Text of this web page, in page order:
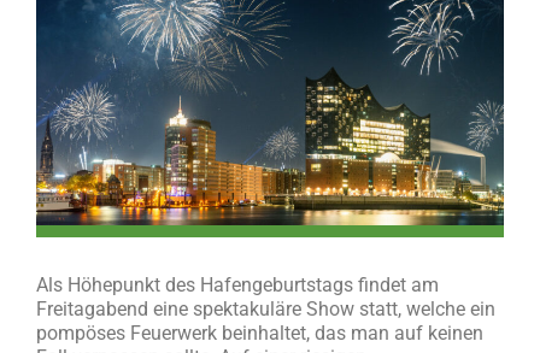
Als Höhepunkt des Hafengeburtstags findet am
Freitagabend eine spektakuläre Show statt, welche ein
pompöses Feuerwerk beinhaltet, das man auf keinen